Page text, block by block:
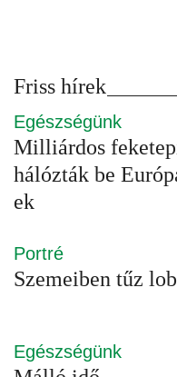
Friss hírek
Egészségünk
Milliárdos
hálózták be
ek
Portré
Szemeiben tűz
Egészségünk